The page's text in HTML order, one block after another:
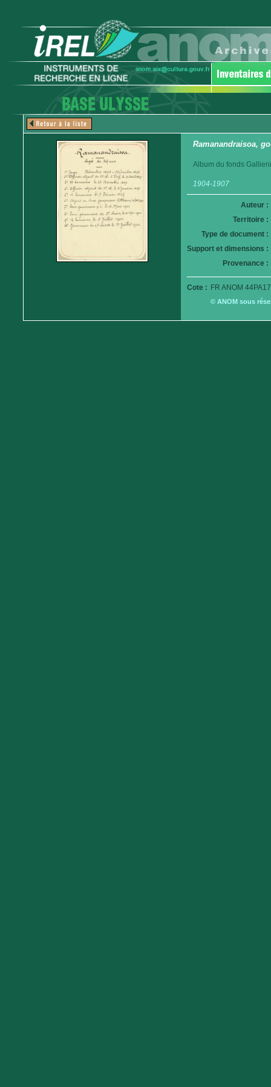
Ramanandraisoa,
Album du fonds
1904-1907
Auteur :
Territoire :
Type de document :
Support et dimensions :
Provenance :
Cote : FR ANOM
© ANOM sous